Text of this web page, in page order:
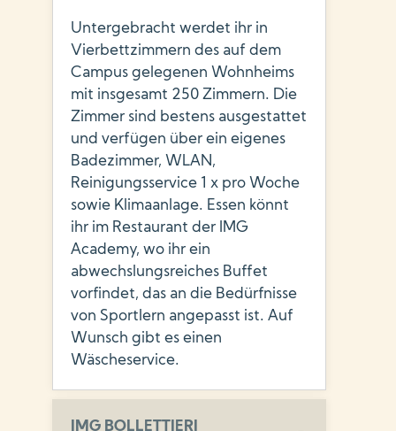
Untergebracht werdet ihr in
Vierbettzimmern des auf dem
Campus gelegenen Wohnheims
mit insgesamt 250 Zimmern. Die
Zimmer sind bestens ausgestattet
und verfügen über ein eigenes
Badezimmer, WLAN,
Reinigungsservice 1 x pro Woche
sowie Klimaanlage. Essen könnt
ihr im Restaurant der IMG
Academy, wo ihr ein
abwechslungsreiches Buffet
vorfindet, das an die Bedürfnisse
von Sportlern angepasst ist. Auf
Wunsch gibt es einen
Wäscheservice.
IMG BOLLETTIERI